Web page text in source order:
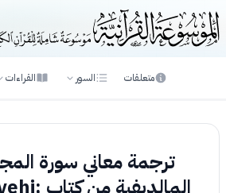
متعلقات السور القراءات
ترجمة معاني سورة